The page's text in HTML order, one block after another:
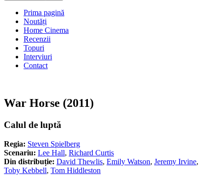
Prima pagină
Noutăți
Home Cinema
Recenzii
Topuri
Interviuri
Contact
War Horse (2011)
Calul de luptă
Regia: Steven Spielberg
Scenariu: Lee Hall, Richard Curtis
Din distribuție: David Thewlis, Emily Watson, Jeremy Irvine,
Toby Kebbell, Tom Hiddleston